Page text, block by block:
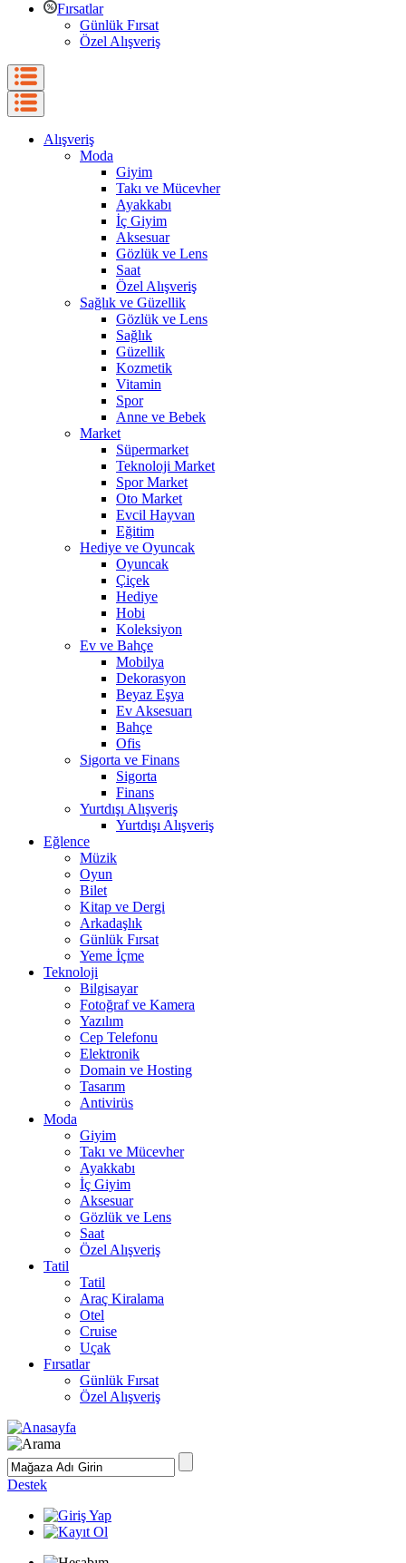
Fırsatlar
Günlük Fırsat
Özel Alışveriş
Alışveriş
Moda
Giyim
Takı ve Mücevher
Ayakkabı
İç Giyim
Aksesuar
Gözlük ve Lens
Saat
Özel Alışveriş
Sağlık ve Güzellik
Gözlük ve Lens
Sağlık
Güzellik
Kozmetik
Vitamin
Spor
Anne ve Bebek
Market
Süpermarket
Teknoloji Market
Spor Market
Oto Market
Evcil Hayvan
Eğitim
Hediye ve Oyuncak
Oyuncak
Çiçek
Hediye
Hobi
Koleksiyon
Ev ve Bahçe
Mobilya
Dekorasyon
Beyaz Eşya
Ev Aksesuarı
Bahçe
Ofis
Sigorta ve Finans
Sigorta
Finans
Yurtdışı Alışveriş
Yurtdışı Alışveriş
Eğlence
Müzik
Oyun
Bilet
Kitap ve Dergi
Arkadaşlık
Günlük Fırsat
Yeme İçme
Teknoloji
Bilgisayar
Fotoğraf ve Kamera
Yazılım
Cep Telefonu
Elektronik
Domain ve Hosting
Tasarım
Antivirüs
Moda
Giyim
Takı ve Mücevher
Ayakkabı
İç Giyim
Aksesuar
Gözlük ve Lens
Saat
Özel Alışveriş
Tatil
Tatil
Araç Kiralama
Otel
Cruise
Uçak
Fırsatlar
Günlük Fırsat
Özel Alışveriş
Destek